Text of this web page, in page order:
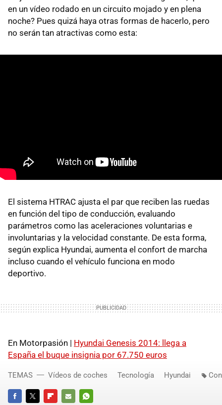
en un vídeo rodado en un circuito mojado y en plena
noche? Pues quizá haya otras formas de hacerlo, pero
no serán tan atractivas como esta:
El sistema HTRAC ajusta el par que reciben las ruedas
en función del tipo de conducción, evaluando
parámetros como las aceleraciones voluntarias e
involuntarias y la velocidad constante. De esta forma,
según explica Hyundai, aumenta el confort de marcha
incluso cuando el vehículo funciona en modo
deportivo.
En Motorpasión | Hyundai Genesis 2014: llega a
España el buque insignia por 67.750 euros
TEMAS Vídeos de coches Tecnología Hyundai